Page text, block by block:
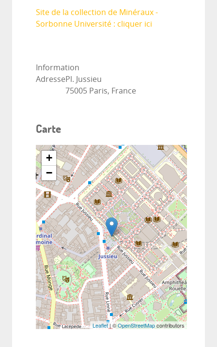
Site de la collection de Minéraux -
Sorbonne Université : cliquer ici
Information
AdressePl. Jussieu
75005 Paris, France
Carte
+
−
Leaflet| ©OpenStreetMapcontributors